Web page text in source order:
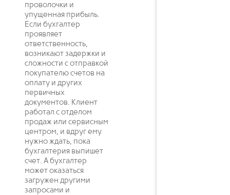
проволочки и
упущенная прибыль.
Если бухгалтер
проявляет
ответственность,
возникают задержки и
сложности с отправкой
покупателю счетов на
оплату и других
первичных
документов. Клиент
работал с отделом
продаж или сервисным
центром, и вдруг ему
нужно ждать, пока
бухгалтерия выпишет
счет. А бухгалтер
может оказаться
загружен другими
запросами и